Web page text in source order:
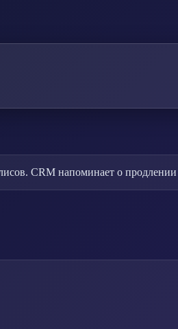
CRM напоминает о